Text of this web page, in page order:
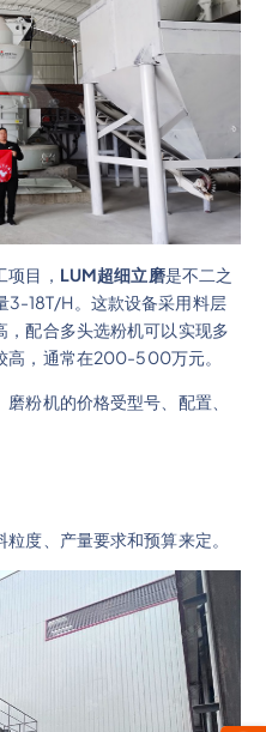
目， LUM超细立磨是不二之
18T/H。这款设备采用料层
配合多头选粉机可以实现多
高，通常在200-500万元。
粉机的价格受型号、配置、
度、产量要求和预算来定。